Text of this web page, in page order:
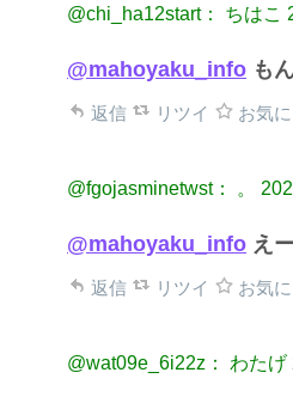
@chi_ha12start： ちはこ
@mahoyaku_info も
返信 リツイ お気に
@fgojasminetwst： 。
@mahoyaku_info え
返信 リツイ お気に
@wat09e_6i22z： わたげ